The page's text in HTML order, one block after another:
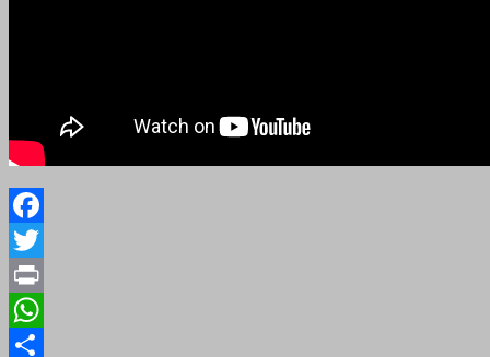
Facebook
Twitter
Print
WhatsApp